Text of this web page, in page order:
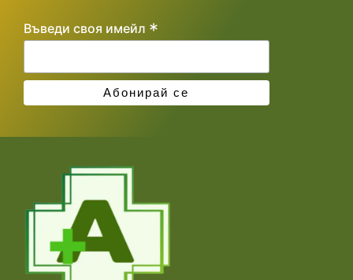
Въведи своя имейл *